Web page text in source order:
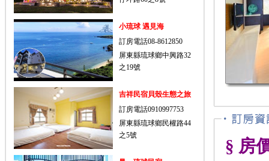
小琉球 遇見海
訂房電話08-8612850
屏東縣琉球鄉中興路32
之19號
吉祥民宿貝殼生態之旅
訂房電話0910997753
屏東縣琉球鄉民權路44
之5號
§ 房